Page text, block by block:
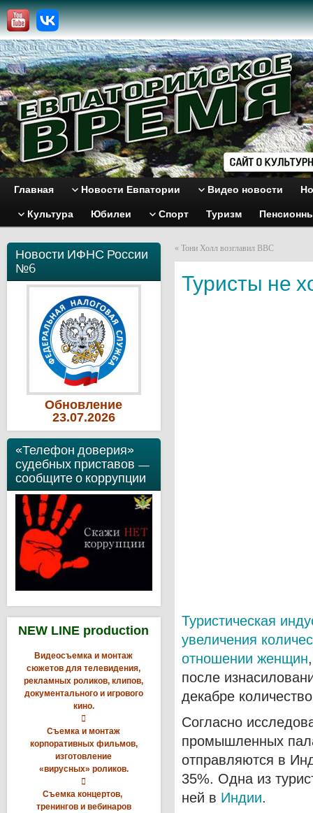
Главная Новости Евпатории Видео новости
Культура Юбилеи Спорт Туризм
Новости ИФНС России
№6
Обновление
23.07.2026
«Телефон доверия»
судебных приставов —
сообщите о коррупции
NEW LINE production
Видеосъемка и монтаж
сюжетов для телевидения,
рекламных роликов, клипов,
документального и игрового
кино.

Съемка и монтаж
корпоративных фильмов,
изготовление
«вирусных» роликов.

Съемка концертов,
тренингов и вебинаров
« Тони Холл возглавил ВВС
Туристы не
Туристическая
увеличения
отношении женщин
после
декабре
Согласно
промышленных
отправляются в
35%. Одна из
ней в Индии.